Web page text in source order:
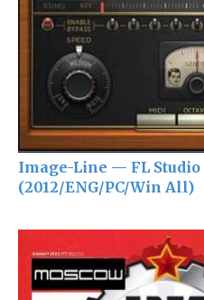
Image-Line — FL Studio
(2012/ENG/PC/Win All)